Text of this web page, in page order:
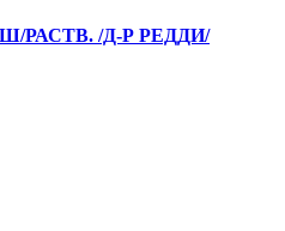
РАСТВ. /Д-Р РЕДДИ/